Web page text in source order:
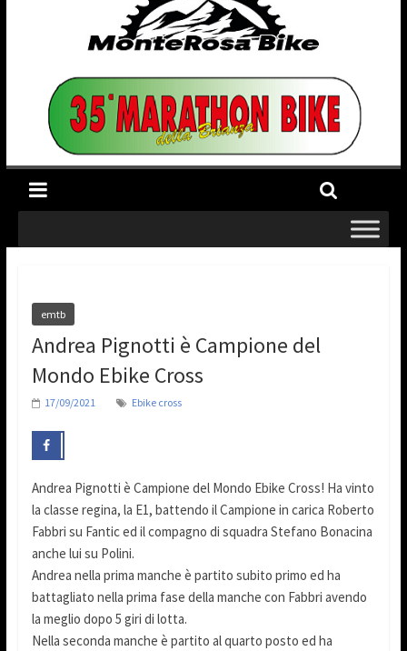
emtb
Andrea Pignotti è Campione del
Mondo Ebike Cross
17/09/2021 Ebike cross
Andrea Pignotti è Campione del Mondo Ebike Cross! Ha vinto
la classe regina, la E1, battendo il Campione in carica Roberto
Fabbri su Fantic ed il compagno di squadra Stefano Bonacina
anche lui su Polini.
Andrea nella prima manche è partito subito primo ed ha
battagliato nella prima fase della manche con Fabbri avendo
la meglio dopo 5 giri di lotta.
Nella seconda manche è partito al quarto posto ed ha